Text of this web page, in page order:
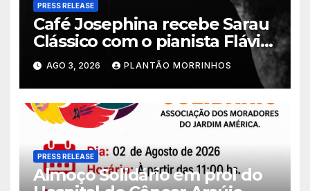
PRESS RELEASE
Café Josephina recebe Sarau
Clássico com o pianista Flávio
Varani nesta terça-feira
AGO 3, 2026 PLANTÃO MORRINHOS
PRESS RELEASE
Almoço Solidário em prol do